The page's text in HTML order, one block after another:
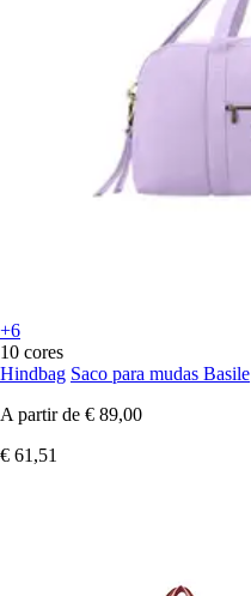
+6
10 cores
Hindbag Saco para mudas Basile
A partir de € 89,00
€ 61,51